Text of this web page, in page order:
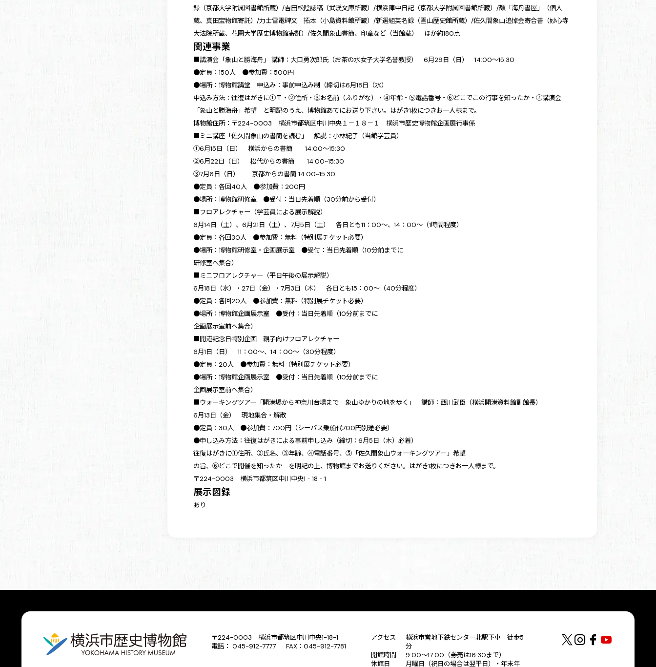
録（京都大学附属図書館所蔵）/吉田松陰誌稿（武渓文庫所蔵）/横浜陣中日記（京都大学附属図書館所蔵）/額「海舟書屋」（個人
蔵、真田宝物館寄託）/力士雷電碑文 拓本（小島資料館所蔵）/新選組英名録（霊山歴史館所蔵）/佐久間象山追悼会寄合書（妙心寺
大法院所蔵、花園大学歴史博物館寄託）/佐久間象山書簡、印章など（当館蔵） ほか約180点
関連事業
■講演会「象山と勝海舟」 講師：大口勇次郎氏（お茶の水女子大学名誉教授） 6月29日（日） 14:00～15:30
●定員：150人 ●参加費：500円
●場所：博物館講堂 申込み：事前申込み制（締切は6月18日（水）
申込み方法：往復はがきに①〒・②住所・③お名前（ふりがな）・④年齢・⑤電話番号・⑥どこでこの行事を知ったか・⑦講演会
「象山と勝海舟」希望 と明記のうえ、博物館あてにお送り下さい。はがき1枚につきお一人様まで。
博物館住所：〒224-0003 横浜市都筑区中川中央１－１８－１ 横浜市歴史博物館企画展行事係
■ミニ講座「佐久間象山の書簡を読む」 解説：小林紀子（当館学芸員）
①6月15日（日） 横浜からの書簡 14:00～15:30
②6月22日（日） 松代からの書簡 14:00~15:30
③7月6日（日） 京都からの書簡 14:00~15:30
●定員：各回40人 ●参加費：200円
●場所：博物館研修室 ●受付：当日先着順（30分前から受付）
■フロアレクチャー（学芸員による展示解説）
6月14日（土）、6月21日（土）、7月5日（土） 各日とも11：00～、14：00～（1時間程度）
●定員：各回30人 ●参加費：無料（特別展チケット必要）
●場所：博物館研修室・企画展示室 ●受付：当日先着順（10分前までに
研修室へ集合）
■ミニフロアレクチャー（平日午後の展示解説）
6月18日（水）・27日（金）・7月3日（木） 各日とも15：00～（40分程度）
●定員：各回20人 ●参加費：無料（特別展チケット必要）
●場所：博物館企画展示室 ●受付：当日先着順（10分前までに
企画展示室前へ集合）
■開港記念日特別企画 親子向けフロアレクチャー
6月1日（日） 11：00～、14：00～（30分程度）
●定員：20人 ●参加費：無料（特別展チケット必要）
●場所：博物館企画展示室 ●受付：当日先着順（10分前までに
企画展示室前へ集合）
■ウォーキングツアー「開港場から神奈川台場まで 象山ゆかりの地を歩く」 講師：西川武臣（横浜開港資料館副館長）
6月13日（金） 現地集合・解散
●定員：30人 ●参加費：700円（シーバス乗船代700円別途必要）
●申し込み方法：往復はがきによる事前申し込み（締切：6月5日（木）必着）
往復はがきに①住所、②氏名、③年齢、④電話番号、⑤「佐久間象山ウォーキングツアー」希望
の旨、⑥どこで開催を知ったか を明記の上、博物館までお送りください。はがき1枚につきお一人様まで。
〒224-0003 横浜市都筑区中川中央1‐18‐1
展示図録
あり
〒224-0003 横浜市都筑区中川中央1-18-1
電話： 045-912-7777 FAX：045-912-7781
アクセス
横浜市営地下鉄センター北駅下車 徒歩5
分
開館時間
9:00〜17:00（券売は16:30まで）
休館日
月曜日（祝日の場合は翌平日）・年末年